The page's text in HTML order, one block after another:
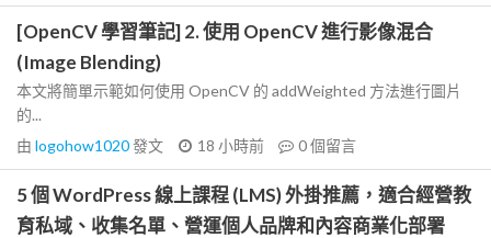
[OpenCV 學習筆記] 2. 使用 OpenCV 進行影像混合
(Image Blending)
本文將簡單示範如何使用 OpenCV 的 addWeighted 方法進行圖片
的...
由 logohow1020發文 18 小時前 0個留言
5 個 WordPress 線上課程 (LMS) 外掛推薦，適合經營教
育私域、收集名單、營運個人品牌和內容商業化部署